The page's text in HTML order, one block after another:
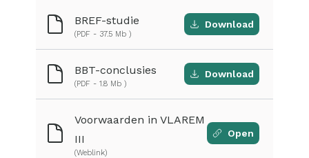
BREF-studie
(PDF - 37.5 Mb )
Download
BBT-conclusies
(PDF - 1.8 Mb )
Download
Voorwaarden in VLAREM
III
(Weblink)
Open